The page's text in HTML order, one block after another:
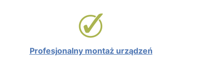
Profesjonalny montaż urządzeń